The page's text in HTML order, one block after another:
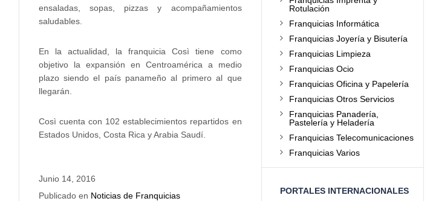
ensaladas, sopas, pizzas y acompañamientos
saludables.
En la actualidad, la franquicia Così tiene como
objetivo la expansión en Centroamérica a medio
plazo siendo el país panameño al primero al que
llegarán.
Così cuenta con 102 establecimientos repartidos en
Estados Unidos, Costa Rica y Arabia Saudí.
Junio 14, 2016
Publicado en Noticias de Franquicias
Rotulación
Franquicias Informática
Franquicias Joyería y Bisutería
Franquicias Limpieza
Franquicias Ocio
Franquicias Oficina y Papelería
Franquicias Otros Servicios
Franquicias Panadería,
Pastelería y Heladería
Franquicias Telecomunicaciones
Franquicias Varios
PORTALES INTERNACIONALES